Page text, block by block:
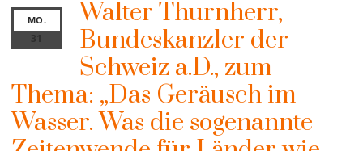
MO.
31
Walter Thurnherr,
Bundeskanzler der
Schweiz a.D., zum
Thema: „Das Geräusch im
Wasser. Was die sogenannte